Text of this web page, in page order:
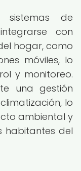
sistemas de
con
hogar, como
móviles, lo
y monitoreo.
una gestión
lo
ambiental y
habitantes del